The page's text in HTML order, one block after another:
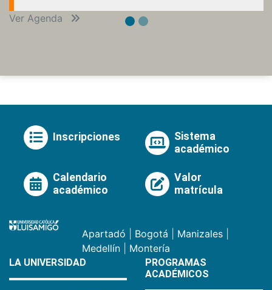
Ver Agenda
Inscripciones
Sistema
académico
Calendario
académico
Valor
matrícula
Apartadó Bogotá Manizales
Medellín
Montería
LA UNIVERSIDAD
PROGRAMAS
ACADÉMICOS